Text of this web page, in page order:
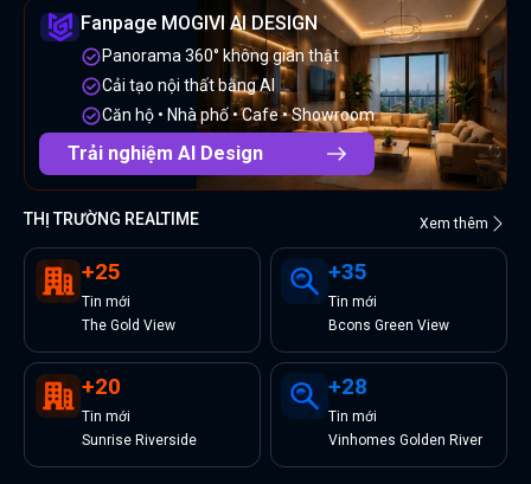
Fanpage MOGIVI AI DESIGN
Panorama 360° không gian thật
Cải tạo nội thất bằng AI
Căn hộ • Nhà phố • Cafe • Showroom
Trải nghiệm AI Design
THỊ TRƯỜNG REALTIME Xem thêm
+25
Tin mới
The Gold View
+35
Tin mới
Bcons Green View
+20
Tin mới
Sunrise Riverside
+28
Tin mới
Vinhomes Golden River